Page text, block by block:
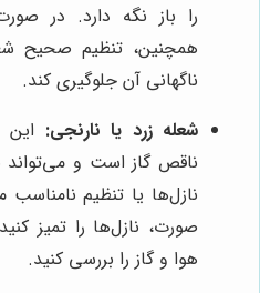
را باز نگه دارد. در
همچنین، تنظیم صحیح
ناگهانی آن جلوگیری کند.
شعله زرد یا نارنجی: این
ناقص گاز است و می‌تواند
نازل‌ها یا تنظیم
صورت، نازل‌ها را تمیز
هوا و گاز را بررسی کنید.